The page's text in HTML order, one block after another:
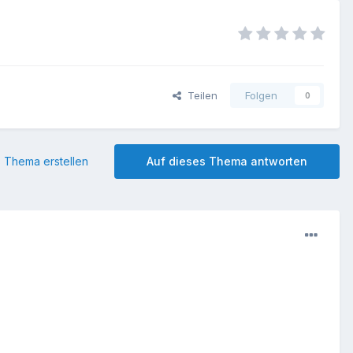
Teilen Folgen 0
Auf dieses Thema antworten
Thema erstellen